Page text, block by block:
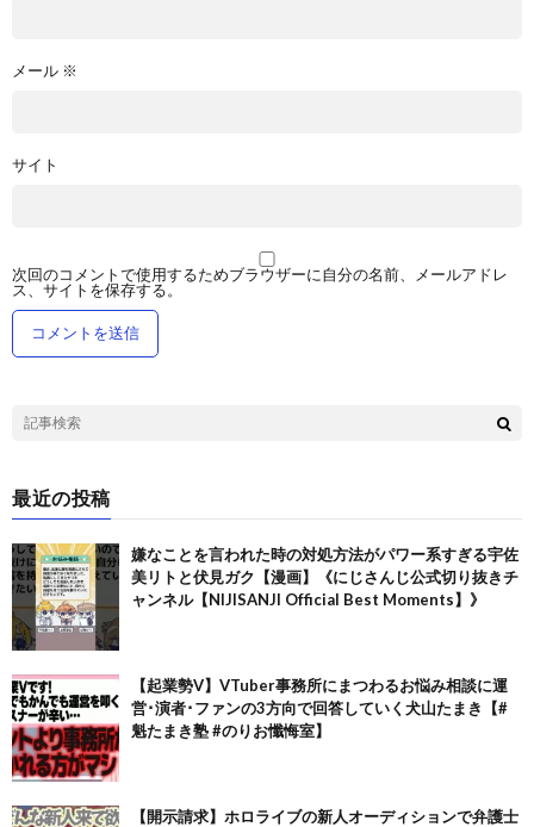
メール ※
サイト
次回のコメントで使用するためブラウザーに自分の名前、メールアドレ
ス、サイトを保存する。
最近の投稿
嫌なことを言われた時の対処方法がパワー系すぎる宇佐
美リトと伏見ガク【漫画】《にじさんじ公式切り抜きチ
ャンネル【NIJISANJI Official Best Moments】》
【起業勢V】VTuber事務所にまつわるお悩み相談に運
営･演者･ファンの3方向で回答していく犬山たまき【#
魁たまき塾 #のりお懺悔室】
【開示請求】ホロライブの新人オーディションで弁護士